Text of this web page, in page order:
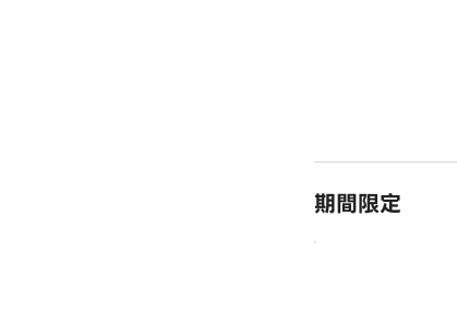
期間限定